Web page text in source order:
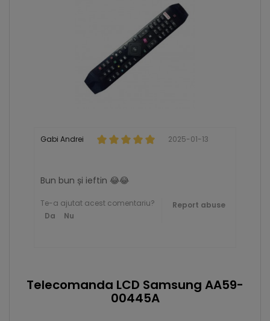
Gabi Andrei 2025-01-13
Bun bun și ieftin 😂😂
Te-a ajutat acest comentariu?
Da
Nu
Report abuse
Telecomanda LCD Samsung AA59-
00445A